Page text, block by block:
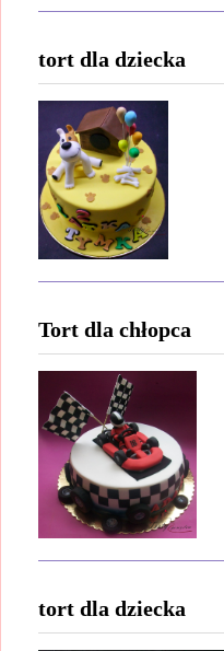
tort dla dziecka
Tort dla chłopca
tort dla dziecka